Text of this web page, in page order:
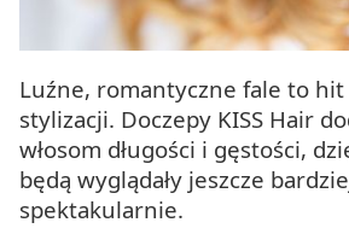
Luźne, romantyczne fale to
stylizacji. Doczepy KISS Hair
włosom długości i gęstości,
będą wyglądały jeszcze
spektakularnie.